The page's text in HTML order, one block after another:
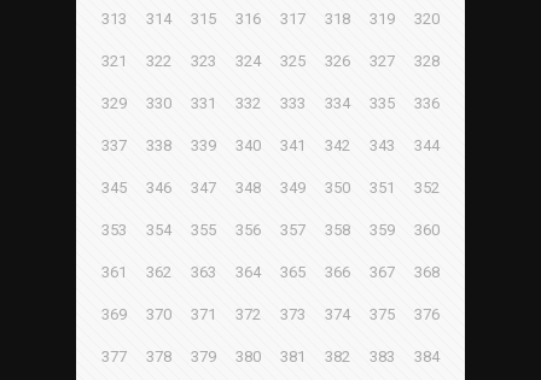
313 314 315 316 317 318 319 320
321 322 323 324 325 326 327 328
329 330 331 332 333 334 335 336
337 338 339 340 341 342 343 344
345 346 347 348 349 350 351 352
353 354 355 356 357 358 359 360
361 362 363 364 365 366 367 368
369 370 371 372 373 374 375 376
377 378 379 380 381 382 383 384